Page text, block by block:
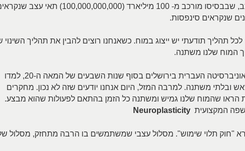
שלנו שהוא איבר מאוד פיזי, מאוד מורכב, שבבסיסו מורכב מ- 100 מיליארד (100,000,000,000) תאי עצב
שנקראים סינפסות.
תהליך תודעתי יש ייצוג במוח. כשאנחנו רוצים להבין את תהליך השינוי
המוח שלנו משתנה.
כשאני למדתי תואר ראשון בביולוגיה באוניברסיטה העברית בירושלים בסוף שנות השבעים של המאה ה-20, למדו
ובלתי משתנה. למרבה המזל, היום אנחנו יודעים שזה לא נכון. מחקרים
הראו שהמוח שלנו גמיש ומשתנה כל הזמן בהתאם לפעולות שהוא מבצע.
המקצועית Neuroplasticity
"חוק תלוי שימוש". מסלול עצבי שמשתמשים בו הרבה מתחזק, מסלול